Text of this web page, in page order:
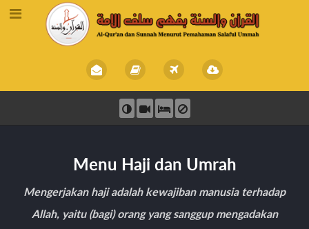
Menu Haji dan Umrah
Mengerjakan haji adalah kewajiban manusia terhadap
Allah, yaitu (bagi) orang yang sanggup mengadakan